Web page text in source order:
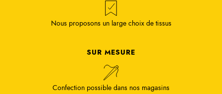
Nous proposons un large choix de tissus
SUR MESURE
Confection possible dans nos magasins